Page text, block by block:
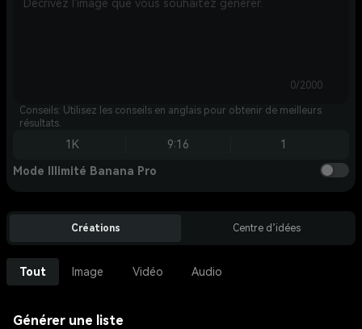
0/2000
Conseils: Utilisez les conseils en anglais pour obtenir de meilleurs
résultats.
1K 9:16 1
Mode Illimité Banana Pro
Créations Centre d’idées
Tout Image Vidéo Audio
Générer une liste